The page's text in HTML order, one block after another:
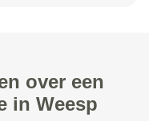
over een
in Weesp